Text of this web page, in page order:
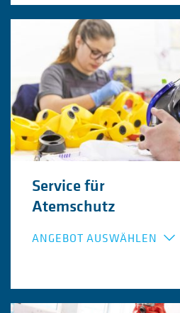
Ausstattung mit
Inspektion und Wartung
Inspektion und Wartung
Fristenüberwachung und
Service für
Atemschutz
ANGEBOT AUSWÄHLEN
Gestellung von